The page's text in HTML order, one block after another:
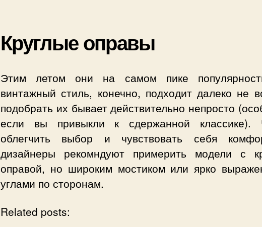
Круглые оправы
Этим летом они на самом пике
винтажный стиль, конечно, подходит далеко не
подобрать их бывает действительно непросто
если вы привыкли к сдержанной классике).
облегчить выбор и чувствовать себя
дизайнеры рекомндуют примерить модели с
оправой, но широким мостиком или ярко
углами по сторонам.
Related posts: